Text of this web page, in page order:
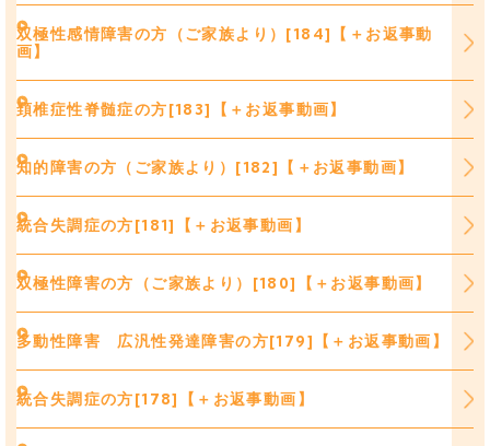
双極性感情障害の方（ご家族より）[184]【＋お返事動
画】
頚椎症性脊髄症の方[183]【＋お返事動画】
知的障害の方（ご家族より）[182]【＋お返事動画】
統合失調症の方[181]【＋お返事動画】
双極性障害の方（ご家族より）[180]【＋お返事動画】
多動性障害 広汎性発達障害の方[179]【＋お返事動画】
統合失調症の方[178]【＋お返事動画】